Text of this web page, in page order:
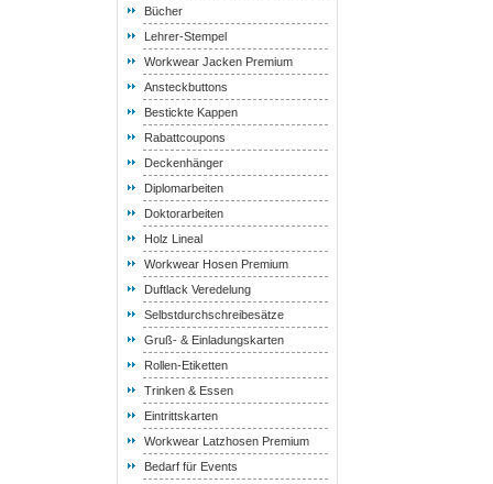
Bücher
Lehrer-Stempel
Workwear Jacken Premium
Ansteckbuttons
Bestickte Kappen
Rabattcoupons
Deckenhänger
Diplomarbeiten
Doktorarbeiten
Holz Lineal
Workwear Hosen Premium
Duftlack Veredelung
Selbstdurchschreibesätze
Gruß- & Einladungskarten
Rollen-Etiketten
Trinken & Essen
Eintrittskarten
Workwear Latzhosen Premium
Bedarf für Events